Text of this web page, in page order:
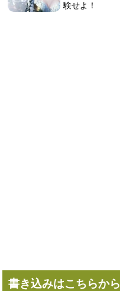
験せよ！
書き込みはこちらから